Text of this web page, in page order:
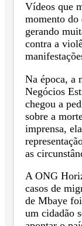
Vídeos que
momento do
gerando
contra a
Na época, a
Negócios
chegou a
sobre a
imprensa,
as
A ONG
casos de
de Mbaye
um cidadão